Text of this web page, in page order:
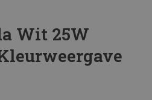
Wit 25W